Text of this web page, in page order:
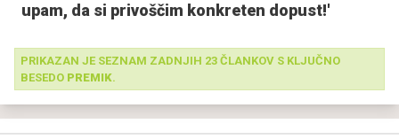
upam, da si privoščim konkreten dopust!'
PRIKAZAN JE SEZNAM ZADNJIH 23 ČLANKOV S KLJUČNO
BESEDO PREMIK.